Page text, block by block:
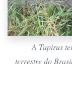
A Tapirus
terrestre do